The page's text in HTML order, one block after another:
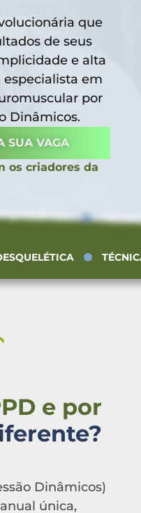
que
de seus
e alta
especialista em
por
Dinâmicos.
SUA VAGA
os criadores da
e por
Dinâmicos)
única,